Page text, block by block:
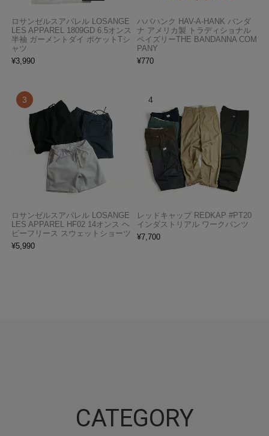
ロサンゼルスアパレル LOSANGE
LES APPAREL 1809GD 6.5オンス
半袖 ガーメントダイ ポケットTシ
ャツ
¥3,990
ハバハンク HAV-A-HANK バンダ
ナ アメリカ製 トラディショナル
ペイズリーTHE BANDANNA COM
PANY
¥770
ロサンゼルスアパレル LOSANGE
LES APPAREL HF02 14オンス ヘ
ビーフリース スウェットショーツ
¥5,990
レッドキャップ REDKAP #PT20
インダストリアル ワークパンツ
¥7,700
CATEGORY